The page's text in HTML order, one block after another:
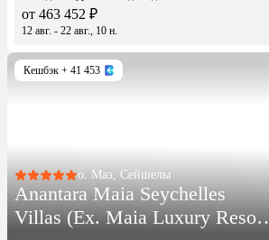
от 463 452 ₽
12 авг. - 22 авг., 10 н.
Кешбэк + 41 453
о. Маэ, Сейшелы
Anantara Maia Seychelles
Villas (Ex. Maia Luxury Resort